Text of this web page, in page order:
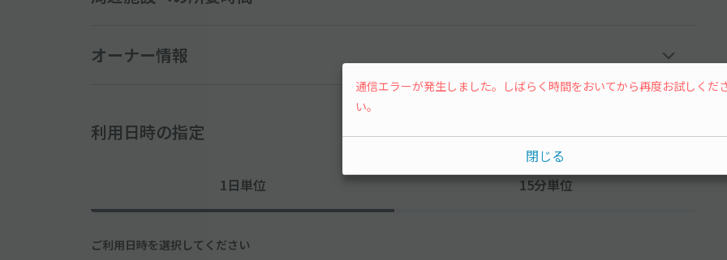
オーナー情報
利用日時の指定
1日単位 15分単位
ご利用日時を選択してください
通信エラーが発生しました。しばらく時間をおいてから再度お試しくだ
い。
閉じる